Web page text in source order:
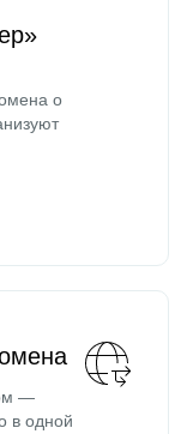
о
—
в одной